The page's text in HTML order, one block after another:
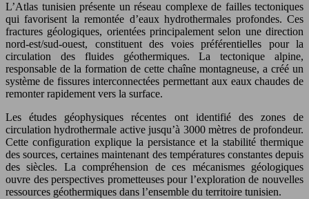
L’Atlas tunisien présente un réseau complexe de failles tectoniques
qui favorisent la remontée d’eaux hydrothermales profondes. Ces
fractures géologiques, orientées principalement selon une direction
nord-est/sud-ouest, constituent des voies préférentielles pour la
circulation des fluides géothermiques. La tectonique alpine,
responsable de la formation de cette chaîne montagneuse, a créé un
système de fissures interconnectées permettant aux eaux chaudes de
remonter rapidement vers la surface.
Les études géophysiques récentes ont identifié des zones de
circulation hydrothermale active jusqu’à 3000 mètres de profondeur.
Cette configuration explique la persistance et la stabilité thermique
des sources, certaines maintenant des températures constantes depuis
des siècles. La compréhension de ces mécanismes géologiques
ouvre des perspectives prometteuses pour l’exploration de nouvelles
ressources géothermiques dans l’ensemble du territoire tunisien.